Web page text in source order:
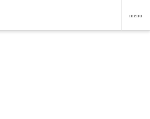
menu